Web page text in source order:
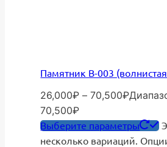
Памятник В-003 (волнистая
26,000₽ – 70,500₽
70,500₽
Выберите параметры
несколько вариаций.